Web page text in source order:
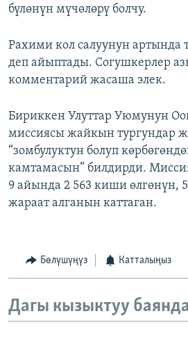
бүлөнүн мүчөлөрү болчу.
Рахими кол салуунун артында
деп айыптады. Согушкерлер
комментарий жасаша элек.
Бириккен Улуттар Уюмунун
миссиясы жайкын тургундар
“зомбулуктун болуп
камтамасын” билдирди.
9 айында 2 563 киши өлгөнүн,
жараат алганын каттаган.
Бөлүшүңүз Катталыңыз
Дагы кызыктуу